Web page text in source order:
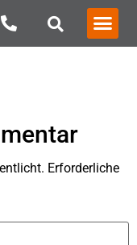
Erforderliche